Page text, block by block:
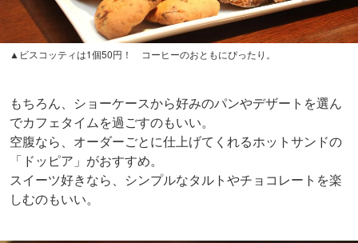
▲ビスコッティは1個50円！ コーヒーのおともにぴったり。
もちろん、ショーケースから好みのパンやデザートを選ん
でカフェタイムを過ごすのもいい。
空腹なら、オーダーごとに仕上げてくれるホットサンドの
「ドッピア」がおすすめ。
スイーツ好きなら、シンプルなタルトやチョコレートを楽
しむのもいい。